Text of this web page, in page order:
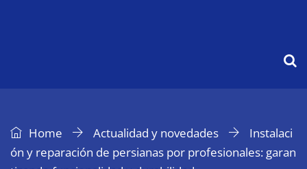
Home Actualidad y novedades
Instalaci
ón y reparación de persianas por profesionales: garan